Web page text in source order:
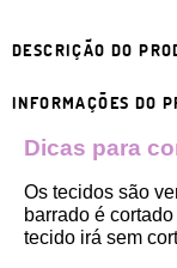
DESCRIÇÃO DO
INFORMAÇÕES DO
Dicas para
Os tecidos são
barrado é
tecido irá sem